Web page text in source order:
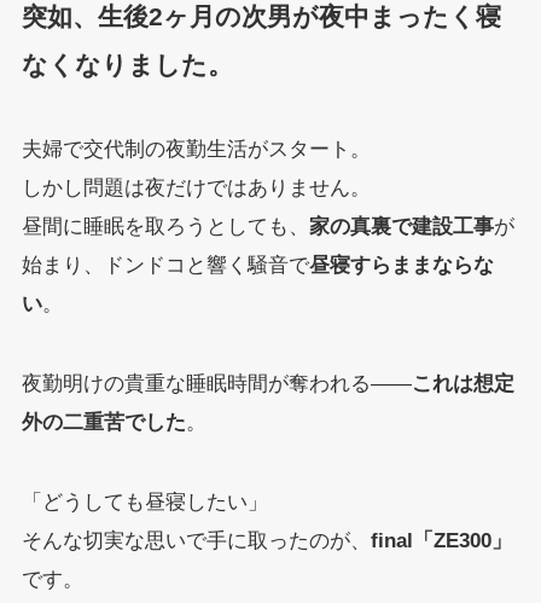
突如、生後2ヶ月の次男が夜中まったく寝
なくなりました。
夫婦で交代制の夜勤生活がスタート。
しかし問題は夜だけではありません。
昼間に睡眠を取ろうとしても、 家の真裏で建設工事が
始まり、ドンドコと響く騒音で昼寝すらままならな
い。
夜勤明けの貴重な睡眠時間が奪われる——これは想定
外の二重苦でした。
「どうしても昼寝したい」
そんな切実な思いで手に取ったのが、 final「ZE300」
です。